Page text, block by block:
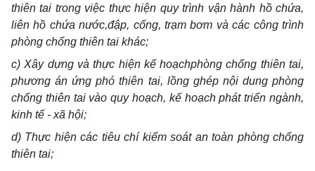
thiên tai trong việc thực hiện quy trình vận hành hồ chứa,
liên hồ chứa nước,đập, cống, trạm bơm và các công trình
phòng chống thiên tai khác;
c) Xây dựng và thực hiện kế hoạchphòng chống thiên tai,
phương án ứng phó thiên tai, lồng ghép nội dung phòng
chống thiên tai vào quy hoạch, kế hoạch phát triển ngành,
kinh tế - xã hội;
d) Thực hiện các tiêu chí kiểm soát an toàn phòng chống
thiên tai;